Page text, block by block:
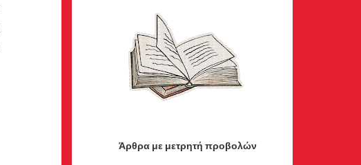
Άρθρα με μετρητή προβολών